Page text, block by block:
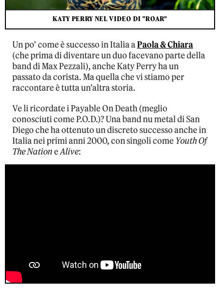
KATY PERRY NEL VIDEO DI "ROAR"
Un po’ come è successo in Italia aPaola & Chiara
(che prima di diventare un duo facevano parte della
band di Max Pezzali), anche Katy Perry ha un
passato da corista. Ma quella che vi stiamo per
raccontare è tutta un’altra storia.
Ve li ricordate i Payable On Death (meglio
conosciuti come P.O.D.)? Una band nu metal di San
Diego che ha ottenuto un discreto successo anche in
Italia nei primi anni 2000, con singoli come Youth Of
The NationeAlive: